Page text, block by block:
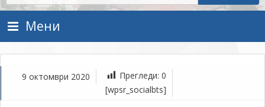
Мени
9 октомври 2020 Прегледи: 0
[wpsr_socialbts]